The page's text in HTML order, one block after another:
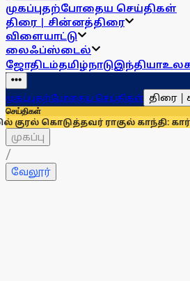
முகப்புதற்போதைய செய்திகள்
திரை | சின்னத்திரை
விளையாட்டு
லைஃப்ஸ்டைல்
ஜோதிடம்தமிழ்நாடுஇந்தியா
முகப்புதற்போதைய செய்திகள் திரை |
செய்திகள்
ராகுல் காந்தி: கார்கேமோஜ்தபா
முகப்பு
/
வேலூர்